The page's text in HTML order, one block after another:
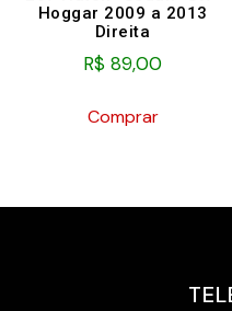
Hoggar 2009 a 2013
Direita
R$ 89,00
Comprar